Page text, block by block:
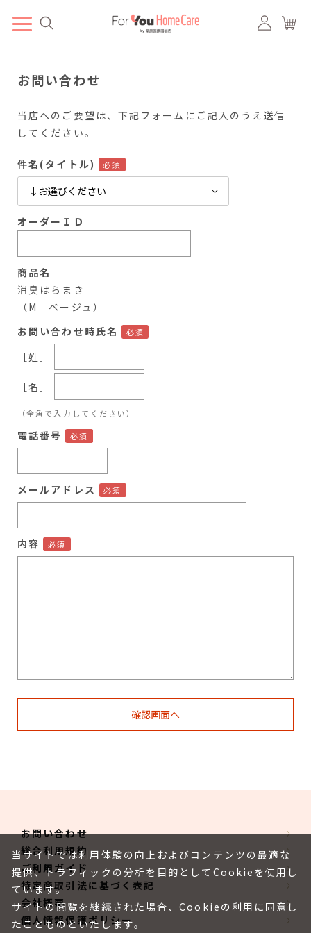
お問い合わせ
当店へのご要望は、下記フォームにご記入のうえ送信
してください。
件名(タイトル)
オーダーＩＤ
商品名
消臭はらまき
（M ベージュ）
お問い合わせ時氏名
［姓］
［名］
（全角で入力してください）
電話番号
メールアドレス
内容
お問い合わせ
総合利用規約
ご利用ガイド
特定商取引法に基づく表記
会社概要
個人情報保護ポリシー
当サイトでは利用体験の向上およびコンテンツの最適な
提供、トラフィックの分析を目的としてCookieを使用し
ています。
サイトの閲覧を継続された場合、Cookieの利用に同意し
たことものといたします。